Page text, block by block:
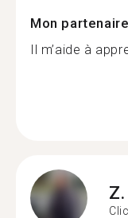
Mon
Il m’aide à
Z.